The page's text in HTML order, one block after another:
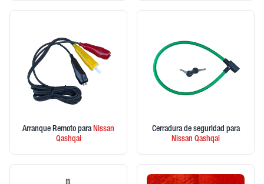
Arranque Remoto paraNissan
Qashqai
Cerradura de seguridad para
Nissan Qashqai